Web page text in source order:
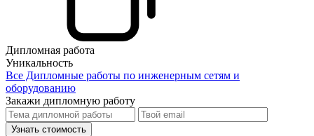
Дипломная работа
Уникальность
Все Дипломные работы по инженерным сетям и
оборудованию
Закажи дипломную работу
Узнать стоимость